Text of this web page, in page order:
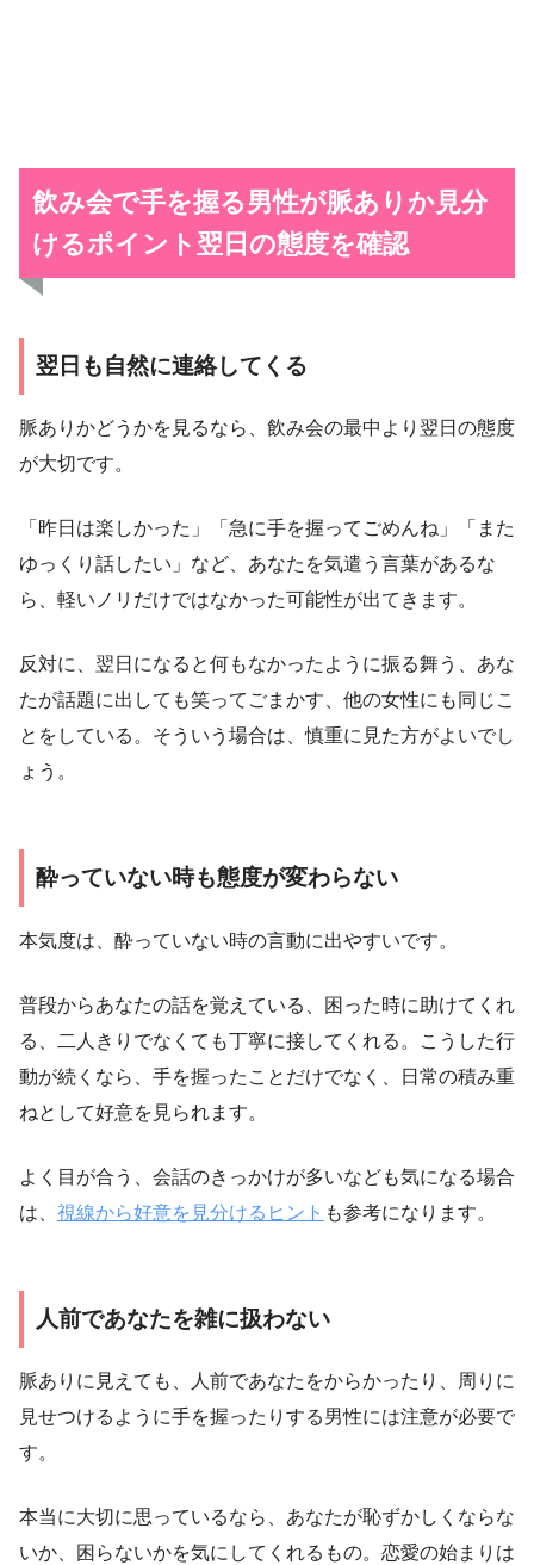
飲み会で手を握る男性が脈ありか見分
けるポイント 翌日の態度を確認
翌日も自然に連絡してくる
脈ありかどうかを見るなら、飲み会の最中より翌日の態度
が大切です。
「昨日は楽しかった」「急に手を握ってごめんね」「また
ゆっくり話したい」など、あなたを気遣う言葉があるな
ら、軽いノリだけではなかった可能性が出てきます。
反対に、翌日になると何もなかったように振る舞う、あな
たが話題に出しても笑ってごまかす、他の女性にも同じこ
とをしている。そういう場合は、慎重に見た方がよいでし
ょう。
酔っていない時も態度が変わらない
本気度は、酔っていない時の言動に出やすいです。
普段からあなたの話を覚えている、困った時に助けてくれ
る、二人きりでなくても丁寧に接してくれる。こうした行
動が続くなら、手を握ったことだけでなく、日常の積み重
ねとして好意を見られます。
よく目が合う、会話のきっかけが多いなども気になる場合
は、 視線から好意を見分けるヒント も参考になります。
人前であなたを雑に扱わない
脈ありに見えても、人前であなたをからかったり、周りに
見せつけるように手を握ったりする男性には注意が必要で
す。
本当に大切に思っているなら、あなたが恥ずかしくならな
いか、困らないかを気にしてくれるもの。恋愛の始まりは